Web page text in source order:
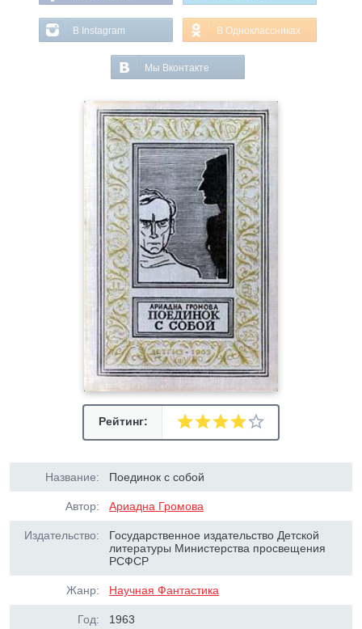
В Instagram В Одноклассниках
Мы Вконтакте
Рейтинг:
Название: Поединок с собой
Автор: Ариадна Громова
Издательство:
Государственное издательство Детской
литературы Министерства просвещения
РСФСР
Жанр: Научная Фантастика
Год: 1963